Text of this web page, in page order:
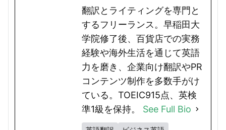
翻訳とライティングを専門と
するフリーランス。早稲田大
学院修了後、百貨店での実務
経験や海外生活を通じて英語
力を磨き、企業向け翻訳やPR
コンテンツ制作を多数手がけ
ている。TOEIC915点、英検
準1級を保持。 See Full Bio